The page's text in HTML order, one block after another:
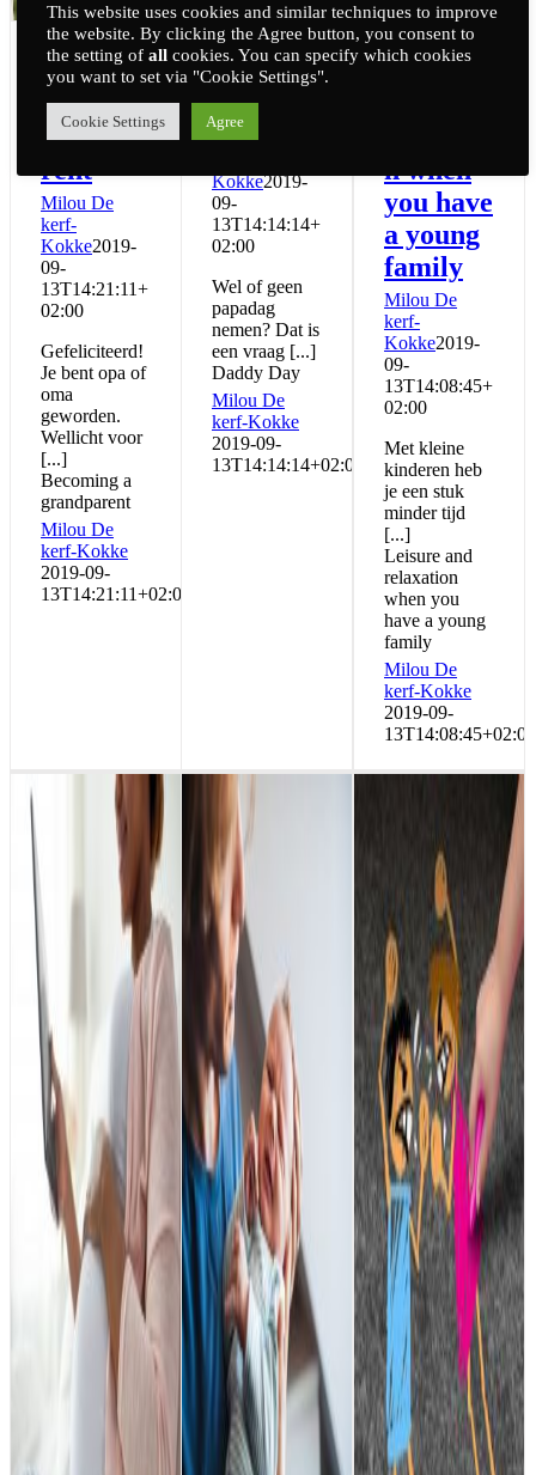
Becomin
g a
grandpa
rent
Milou De
kerf-
Kokke2019-
09-
13T14:21:11+
02:00
Gefeliciteerd!
Je bent opa of
oma
geworden.
Wellicht voor
[...]
Becoming a
grandparent
Milou De
kerf-Kokke
2019-09-
13T14:21:11+02:00
Daddy
Day
Milou De
Kokke2019-
09-
13T14:14:14+
02:00
Wel of geen
papadag
nemen? Dat is
een vraag [...]
Daddy Day
Milou De
kerf-Kokke
2019-09-
13T14:14:14+02:00
n when
you have
a young
family
Milou De
kerf-
Kokke2019-
09-
13T14:08:45+
02:00
Met kleine
kinderen heb
je een stuk
minder tijd
[...]
Leisure and
relaxation
when you
have a young
family
Milou De
kerf-Kokke
2019-09-
13T14:08:45+02:00
This website uses cookies and similar techniques to improve
the website. By clicking the Agree button, you consent to
the setting of allcookies. You can specify which cookies
you want to set via "Cookie Settings".
Cookie Settings Agree